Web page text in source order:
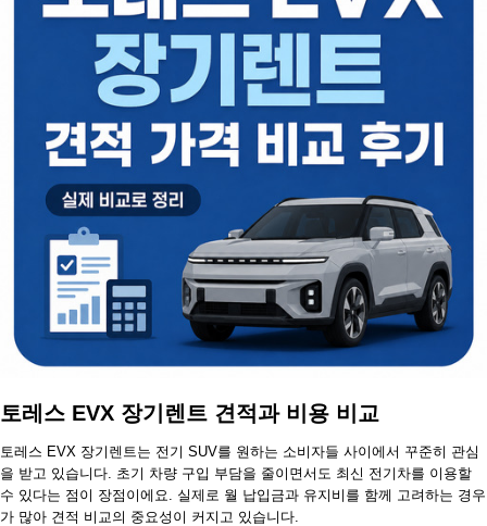
토레스 EVX 장기렌트 견적과 비용 비교
토레스 EVX 장기렌트는 전기 SUV를 원하는 소비자들 사이에서 꾸준히 관심
을 받고 있습니다. 초기 차량 구입 부담을 줄이면서도 최신 전기차를 이용할
수 있다는 점이 장점이에요. 실제로 월 납입금과 유지비를 함께 고려하는 경우
가 많아 견적 비교의 중요성이 커지고 있습니다.